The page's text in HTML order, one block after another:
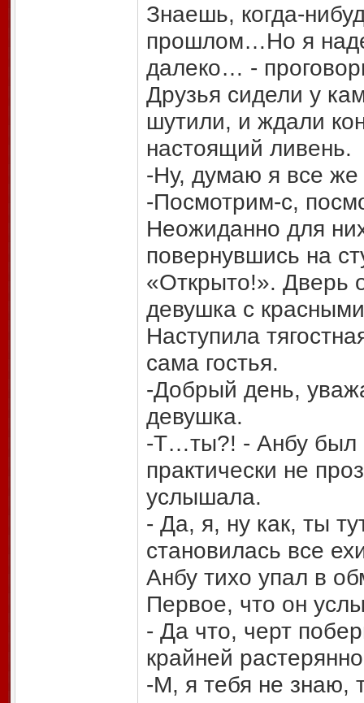
Знаешь, когда-
прошлом…Но я
далеко… -
Друзья сидели у
шутили, и ждали
настоящий ливень.
-Ну, думаю я все же
-Посмотрим-с,
Неожиданно для
повернувшись на
«Открыто!». Дверь
девушка с
Наступила
сама гостья.
-Добрый день,
девушка.
-Т…ты?! - Анбу был
практически не
услышала.
- Да, я, ну как, ты
становилась все
Анбу тихо упал в
Первое, что он
- Да что, черт
крайней
-М, я тебя не знаю,